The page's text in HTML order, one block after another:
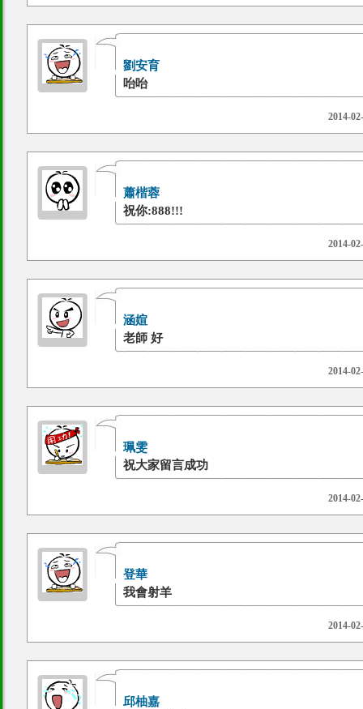
劉安育
咍咍
2014-
蕭楷蓉
祝你:888!!!
2014-
涵媗
老師 好
2014-
珮雯
祝大家留言成功
2014-
登華
我會射羊
2014-
邱柚嘉